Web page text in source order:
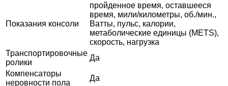
Показания консоли
пройденное время, оставшееся
время, мили/километры, об./мин.,
Ватты, пульс, калории,
метаболические единицы (METS),
скорость, нагрузка
Транспортировочные
ролики
Да
Компенсаторы
неровности пола
Да